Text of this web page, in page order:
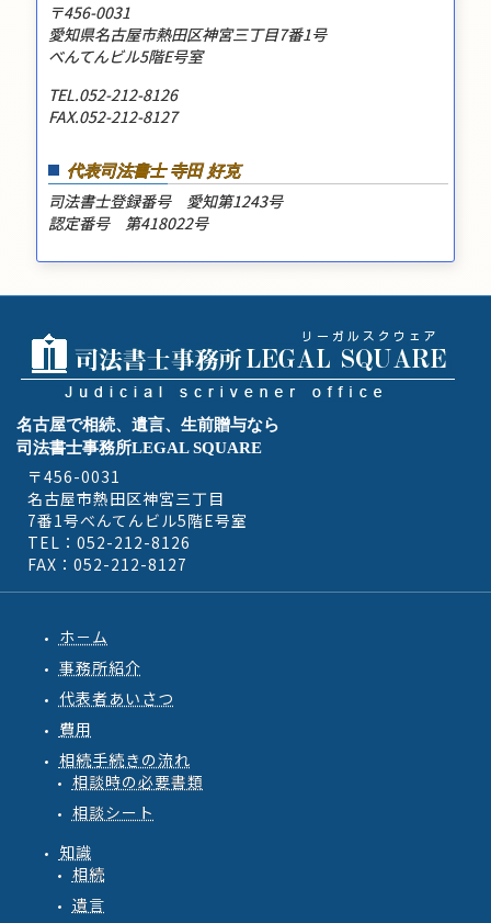
〒456-0031
愛知県名古屋市熱田区神宮三丁目7番1号
べんてんビル5階E号室
TEL.052-212-8126
FAX.052-212-8127
代表司法書士 寺田 好克
司法書士登録番号 愛知第1243号
認定番号 第418022号
名古屋で相続、遺言、生前贈与なら
司法書士事務所LEGAL SQUARE
〒456-0031
名古屋市熱田区神宮三丁目
7番1号べんてんビル5階E号室
TEL：052-212-8126
FAX：052-212-8127
ホ－ム
事務所紹介
代表者あいさつ
費用
相続手続きの流れ
相談時の必要書類
相談シート
知識
相続
遺言